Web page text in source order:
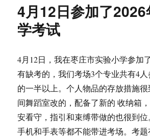
4月12日参加了2026
学考试
4月12日，我在枣庄市实验小学参加
有缺考的，我们考场3个专业共有4
的一半以上。个人物品的存放措施
间舞蹈室改的，配备了新的 收纳箱
安看守，指引和束缚带做的也很到位
手机和手表等都不能带进考场。考